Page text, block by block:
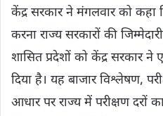
केंद्र सरकार ने मंगलवार को कहा
करना राज्य सरकारों की
शासित प्रदेशों को केंद्र सरकार
दिया है। यह बाजार विश्लेषण,
आधार पर राज्य में परीक्षण दरों